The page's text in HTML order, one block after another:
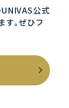
公式
す｡ぜひフ